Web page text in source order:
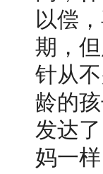
以偿
期，
针从
龄的
发达
妈一